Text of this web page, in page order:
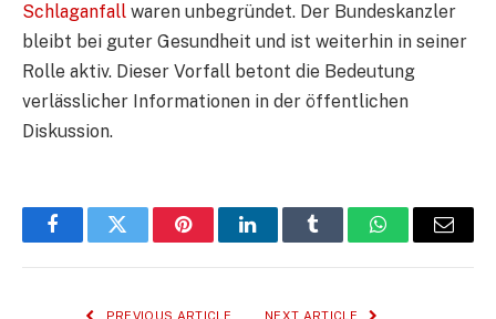
Schlaganfall waren unbegründet. Der Bundeskanzler
bleibt bei guter Gesundheit und ist weiterhin in seiner
Rolle aktiv. Dieser Vorfall betont die Bedeutung
verlässlicher Informationen in der öffentlichen
Diskussion.
FacebookTwitter PinterestLinkedInTumblr WhatsAppEmail
PREVIOUS ARTICLE NEXT ARTICLE